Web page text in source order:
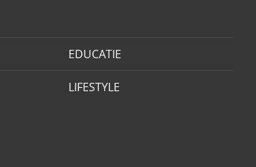
EDUCATIE
LIFESTYLE